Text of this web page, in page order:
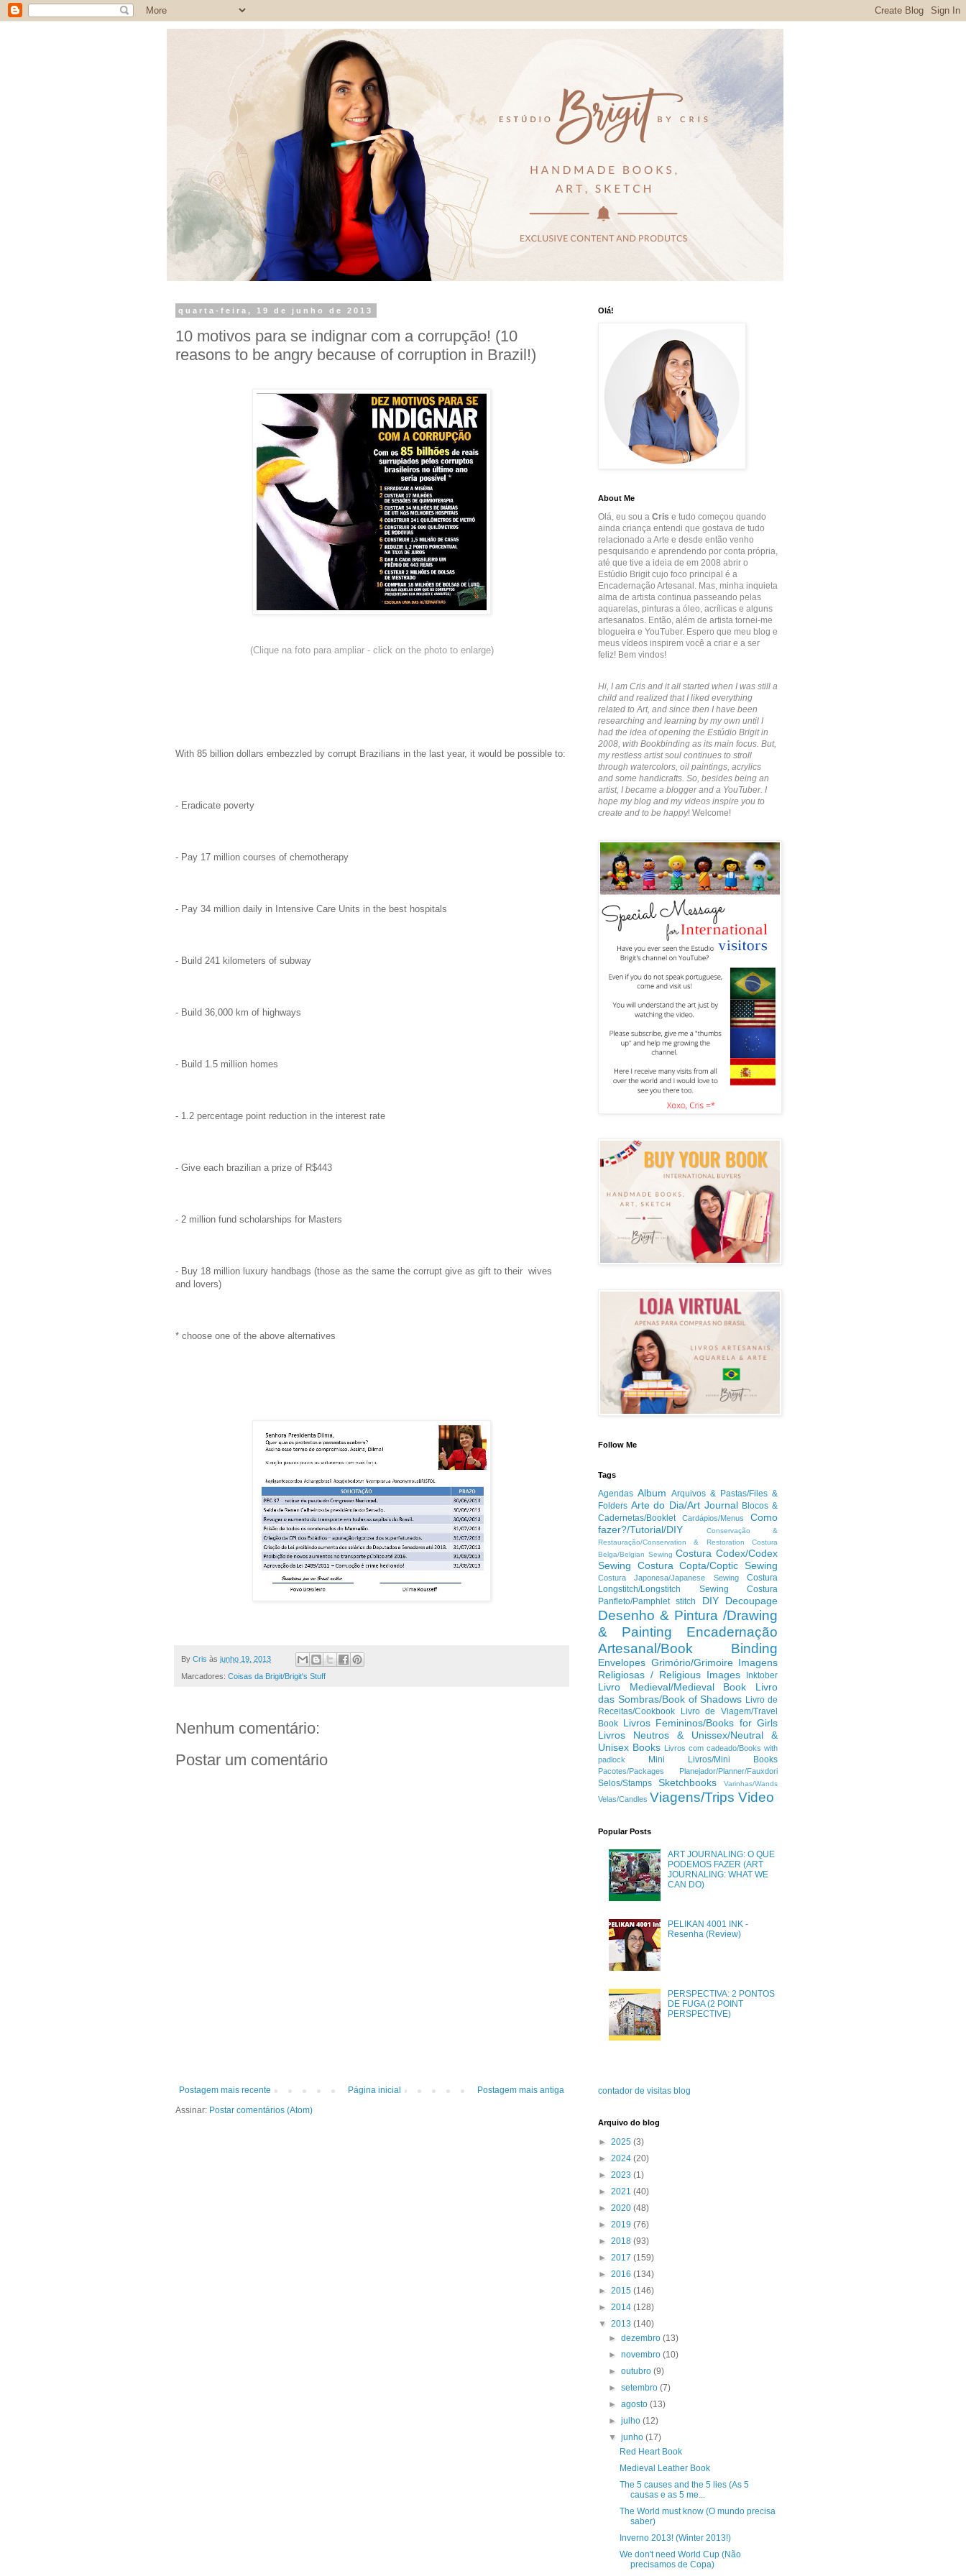
quarta-feira, 19 de junho de 2013
10 motivos para se indignar com a corrupção! (10
reasons to be angry because of corruption in Brazil!)
(Clique na foto para ampliar - click on the photo to enlarge)
With 85 billion dollars embezzled by corrupt Brazilians in the last year, it would be possible to:
- Eradicate poverty
- Pay 17 million courses of chemotherapy
- Pay 34 million daily in Intensive Care Units in the best hospitals
- Build 241 kilometers of subway
- Build 36,000 km of highways
- Build 1.5 million homes
- 1.2 percentage point reduction in the interest rate
- Give each brazilian a prize of R$443
- 2 million fund scholarships for Masters
- Buy 18 million luxury handbags (those as the same the corrupt give as gift to their wives
and lovers)
* choose one of the above alternatives
By Cris às junho 19, 2013
Marcadores: Coisas da Brigit/Brigit's Stuff
Nenhum comentário:
Postar um comentário
Postagem mais recente Postagem mais antiga
Página inicial
Assinar: Postar comentários (Atom)
Olá!
About Me
Olá, eu sou a Cris e tudo começou quando
ainda criança entendi que gostava de tudo
relacionado a Arte e desde então venho
pesquisando e aprendendo por conta própria,
até que tive a ideia de em 2008 abrir o
Estúdio Brigit cujo foco principal é a
Encadernação Artesanal. Mas, minha inquieta
alma de artista continua passeando pelas
aquarelas, pinturas a óleo, acrílicas e alguns
artesanatos. Então, além de artista tornei-me
blogueira e YouTuber. Espero que meu blog e
meus vídeos inspirem você a criar e a ser
feliz! Bem vindos!
Hi, I am Cris and it all started when I was still a
child and realized that I liked everything
related to Art, and since then I have been
researching and learning by my own until I
had the idea of opening the Estúdio Brigit in
2008, with Bookbinding as its main focus. But,
my restless artist soul continues to stroll
through watercolors, oil paintings, acrylics
and some handicrafts. So, besides being an
artist, I became a blogger and a YouTuber. I
hope my blog and my videos inspire you to
create and to be happy! Welcome!
Follow Me
Tags
Agendas Album Arquivos & Pastas/Files &
Folders Arte do Dia/Art Journal Blocos &
Cadernetas/Booklet
Cardápios/Menus
Como
fazer?/Tutorial/DIY
Conservação &
Restauração/Conservation & Restoration
Costura
Belga/Belgian Sewing Costura Codex/Codex
Sewing
Costura Copta/Coptic Sewing
Costura Japonesa/Japanese Sewing
Costura
Longstitch/Longstitch Sewing
Costura
Panfleto/Pamphlet stitch
DIY Decoupage
Desenho & Pintura /Drawing
& Painting
Encadernação
Artesanal/Book Binding
Envelopes Grimório/Grimoire Imagens
Religiosas / Religious Images
Inktober
Livro Medieval/Medieval Book
Livro
das Sombras/Book of Shadows Livro de
Receitas/Cookbook
Livro de Viagem/Travel
Book Livros Femininos/Books for Girls
Livros Neutros & Unissex/Neutral &
Unisex Books Livros com cadeado/Books with
padlock
Mini Livros/Mini Books
Pacotes/Packages Planejador/Planner/Fauxdori
Selos/Stamps Sketchbooks Varinhas/Wands
Velas/Candles Viagens/Trips Video
Popular Posts
ART JOURNALING: O QUE
PODEMOS FAZER (ART
JOURNALING: WHAT WE
CAN DO)
PELIKAN 4001 INK -
Resenha (Review)
PERSPECTIVA: 2 PONTOS
DE FUGA (2 POINT
PERSPECTIVE)
contador de visitas blog
Arquivo do blog
► 2025 (3)
► 2024 (20)
► 2023 (1)
► 2021 (40)
► 2020 (48)
► 2019 (76)
► 2018 (93)
► 2017 (159)
► 2016 (134)
► 2015 (146)
► 2014 (128)
▼ 2013 (140)
►dezembro(13)
►novembro(10)
►outubro(9)
►setembro(7)
►agosto(13)
►julho(12)
▼junho(17)
Red Heart Book
Medieval Leather Book
The 5 causes and the 5 lies (As 5
causas e as 5 me...
The World must know (O mundo precisa
saber)
Inverno 2013! (Winter 2013!)
We don't need World Cup (Não
precisamos de Copa)